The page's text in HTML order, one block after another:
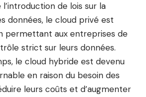
de lois sur la
données, le cloud privé est
permettant aux entreprises de
strict sur leurs données.
le cloud hybride est devenu
en raison du besoin des
leurs coûts et d’augmenter